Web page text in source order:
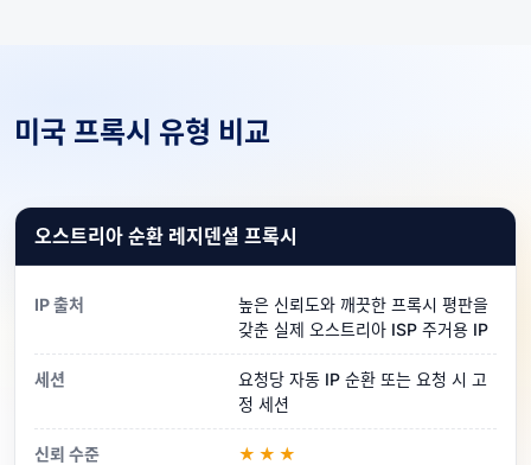
미국 프록시 유형 비교
오스트리아 순환 레지덴셜 프록시
IP 출처
높은 신뢰도와 깨끗한 프록시 평판을
갖춘 실제 오스트리아 ISP 주거용 IP
세션
요청당 자동 IP 순환 또는 요청 시 고
정 세션
신뢰 수준 ★★★